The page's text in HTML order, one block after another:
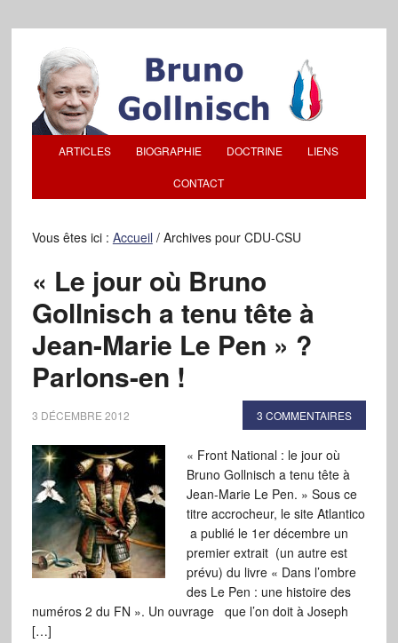
ARTICLES BIOGRAPHIE DOCTRINE LIENS
CONTACT
Vous êtes ici : Accueil /Archives pour CDU-CSU
« Le jour où Bruno
Gollnisch a tenu tête à
Jean-Marie Le Pen » ?
Parlons-en !
3 DÉCEMBRE 2012 3 COMMENTAIRES
« Front National : le jour où
Bruno Gollnisch a tenu tête à
Jean-Marie Le Pen. » Sous ce
titre accrocheur, le site Atlantico
a publié le 1er décembre un
premier extrait (un autre est
prévu) du livre « Dans l’ombre
des Le Pen : une histoire des
numéros 2 du FN ». Un ouvrage que l’on doit à Joseph
[…]